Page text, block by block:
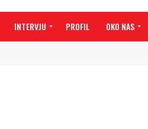
INTERVJU PROFIL OKO NAS